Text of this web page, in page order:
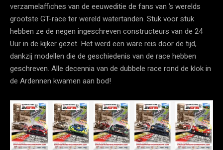
verzamelaffiches van de eeuweditie de fans van ’s werelds
grootste GT-race ter wereld watertanden. Stuk voor stuk
hebben ze de negen ingeschreven constructeurs van de 24
Uur in de kijker gezet. Het werd een ware reis door de tijd,
dankzij modellen die de geschiedenis van de race hebben
geschreven. Alle decennia van de dubbele race rond de klok in
de Ardennen kwamen aan bod!